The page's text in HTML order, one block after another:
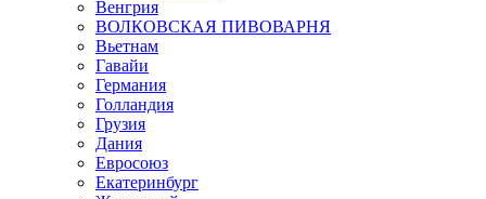
Венгрия
ВОЛКОВСКАЯ ПИВОВАРНЯ
Вьетнам
Гавайи
Германия
Голландия
Грузия
Дания
Евросоюз
Екатеринбург